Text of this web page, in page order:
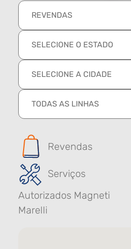
REVENDAS
SELECIONE O ESTADO
SELECIONE A CIDADE
TODAS AS LINHAS
Revendas
Serviços
Autorizados Magneti
Marelli